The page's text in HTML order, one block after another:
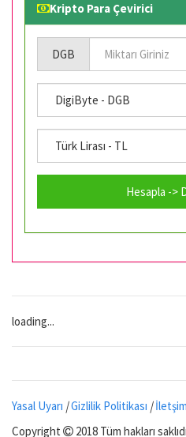
Kripto Para Çevirici
DGB
Hesapla ->
loading...
Yasal Uyarı |Gizlilik Politikası |İletşim
Copyright
2018 Tüm hakları